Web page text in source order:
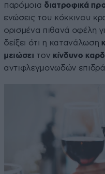
παρόμοια διατροφικά
ενώσεις του κόκκινου
ορισμένα πιθανά οφέλη
δείξει ότι η κατανάλωση
μειώσει τον κίνδυνο
αντιφλεγμονωδών